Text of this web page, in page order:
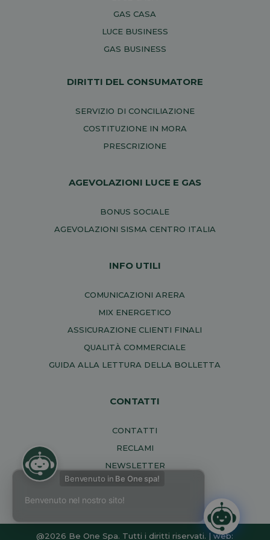
GAS CASA
LUCE BUSINESS
GAS BUSINESS
DIRITTI DEL CONSUMATORE
SERVIZIO DI CONCILIAZIONE
COSTITUZIONE IN MORA
PRESCRIZIONE
AGEVOLAZIONI LUCE E GAS
BONUS SOCIALE
AGEVOLAZIONI SISMA CENTRO ITALIA
INFO UTILI
COMUNICAZIONI ARERA
MIX ENERGETICO
ASSICURAZIONE CLIENTI FINALI
QUALITÀ COMMERCIALE
GUIDA ALLA LETTURA DELLA BOLLETTA
CONTATTI
CONTATTI
RECLAMI
NEWSLETTER
@2026 Be One Spa. Tutti i diritti riservati. | web:
Benvenuto in Be One spa!
Benvenuto nel nostro sito!